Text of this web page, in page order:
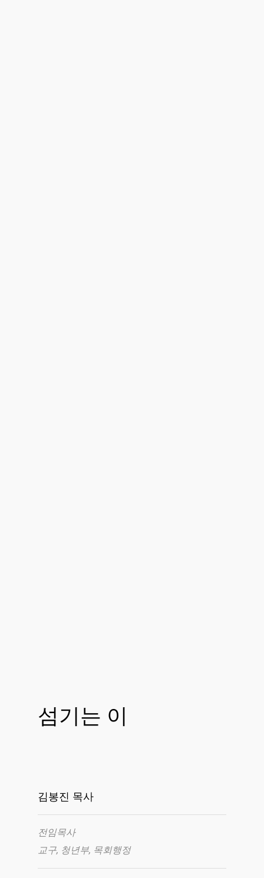
섬기는 이
김봉진 목사
전임목사
교구, 청년부, 목회행정